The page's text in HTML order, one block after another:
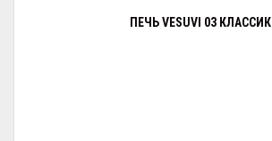
ПЕЧЬ VESUVI 03 КЛАССИК